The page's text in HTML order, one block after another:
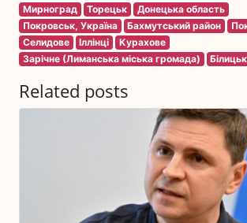
Мирноград Торецьк
Донецька область
Покровськ, Україна
Бахмутський район
Селидове
Іллінці
Курахове
Зарічне (Лиманська міська громада)
Related posts